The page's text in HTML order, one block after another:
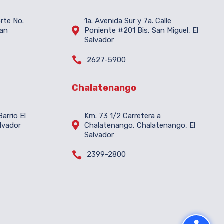
No.
El

1a. Avenida Sur y 7a. Calle
Poniente #201 Bis, San Miguel, El
Salvador
 2627-5900
Chalatenango

Km. 73 1/2 Carretera a
Chalatenango, Chalatenango, El
Salvador
 2399-2800